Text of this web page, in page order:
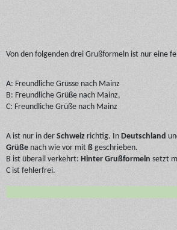
Von den folgenden drei Grußformeln ist nur eine
A: Freundliche Grüsse nach Mainz
B: Freundliche Grüße nach Mainz,
C: Freundliche Grüße nach Mainz
A ist nur in der Schweiz richtig. In Deutschland
Grüße nach wie vor mit ß geschrieben.
B ist überall verkehrt: Hinter Grußformeln setzt
C ist fehlerfrei.